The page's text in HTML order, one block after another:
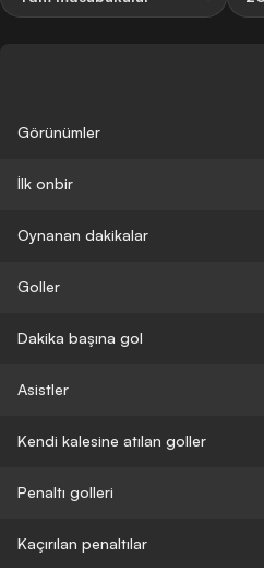
Görünümler
İlk onbir
Oynanan dakikalar
Goller
Dakika başına gol
Asistler
Kendi kalesine atılan goller
Penaltı golleri
Kaçırılan penaltılar